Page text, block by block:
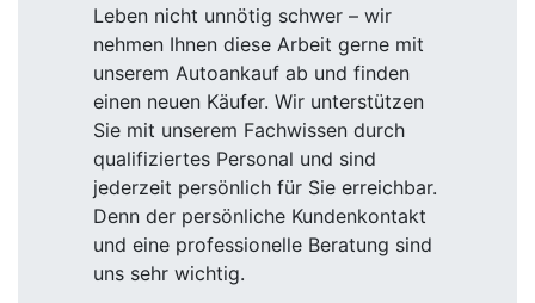
Leben nicht unnötig schwer – wir
nehmen Ihnen diese Arbeit gerne mit
unserem Autoankauf ab und finden
einen neuen Käufer. Wir unterstützen
Sie mit unserem Fachwissen durch
qualifiziertes Personal und sind
jederzeit persönlich für Sie erreichbar.
Denn der persönliche Kundenkontakt
und eine professionelle Beratung sind
uns sehr wichtig.